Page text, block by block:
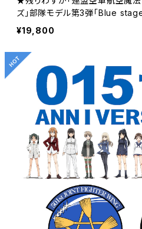
ズ」部隊モデル第3弾「Blue
¥19,800